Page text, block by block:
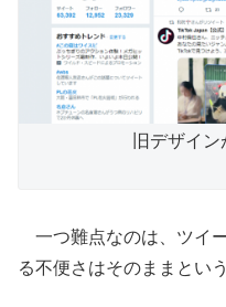
旧デザイ
一つ難点なのは、ツイ
る不便さはそのままとい